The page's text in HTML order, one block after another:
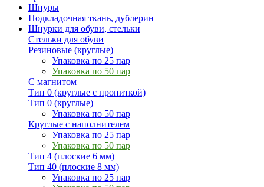
Шнуры
Подкладочная ткань, дублерин
Шнурки для обуви, стельки
Стельки для обуви
Резиновые (круглые)
Упаковка по 25 пар
Упаковка по 50 пар
С магнитом
Тип 0 (круглые с пропиткой)
Тип 0 (круглые)
Упаковка по 50 пар
Круглые с наполнителем
Упаковка по 25 пар
Упаковка по 50 пар
Тип 4 (плоские 6 мм)
Тип 40 (плоские 8 мм)
Упаковка по 25 пар